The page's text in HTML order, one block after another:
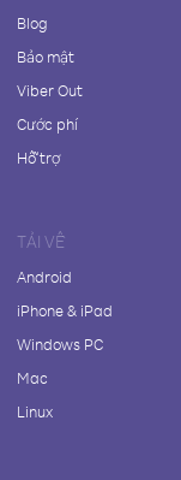
Blog
Bảo mật
Viber Out
Cước phí
Hỗ trợ
TẢI VỀ
Android
iPhone & iPad
Windows PC
Mac
Linux